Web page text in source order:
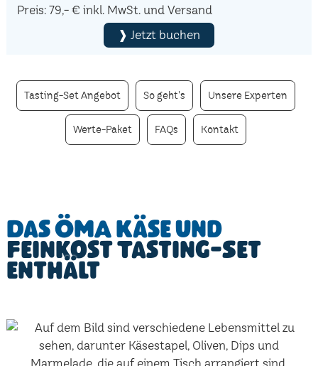
Preis: 79,- € inkl. MwSt. und Versand
❱ Jetzt buchen
Tasting-Set Angebot So geht's Unsere Experten
Werte-Paket FAQs Kontakt
Das ÖMA Käse und
Feinkost Tasting-Set
enthält